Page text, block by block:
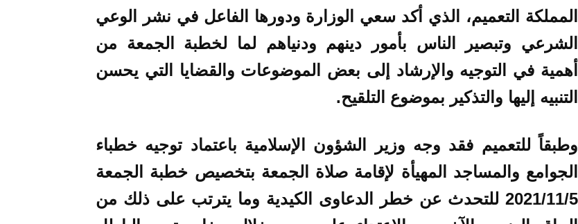
المملكة التعميم، الذي أكد سعي الوزارة ودورها الفاعل في نشر الوعي
الشرعي وتبصير الناس بأمور دينهم ودنياهم لما لخطبة الجمعة من
أهمية في التوجيه والإرشاد إلى بعض الموضوعات والقضايا التي يحسن
التنبيه إليها والتذكير بموضوع التلقيح.
وطبقاً للتعميم فقد وجه وزير الشؤون الإسلامية باعتماد توجيه خطباء
الجوامع والمساجد المهيأة لإقامة صلاة الجمعة بتخصيص خطبة الجمعة
2021/11/5 للتحدث عن خطر الدعاوى الكيدية وما يترتب على ذلك من